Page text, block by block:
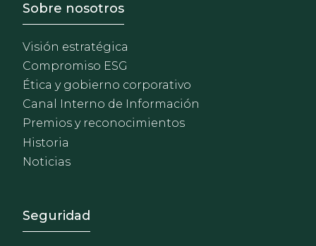
Footer - Sobre Nosotros
Sobre nosotros
Visión estratégica
Compromiso ESG
Ética y gobierno corporativo
Canal Interno de Información
Premios y reconocimientos
Historia
Noticias
Footer - Extranet y
Seguridad